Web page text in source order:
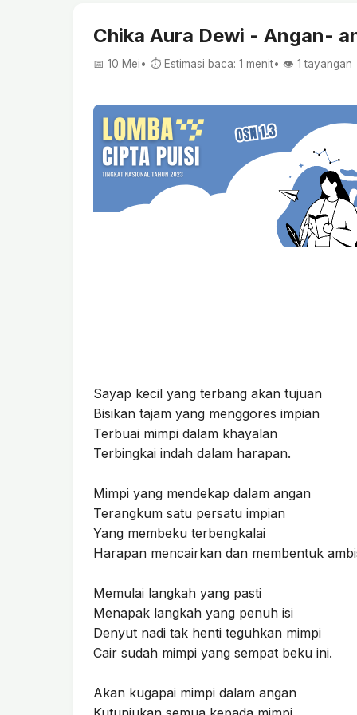
Chika Aura Dewi - Angan-
📅 10 Mei• ⏱ Estimasi baca: 1 menit• 👁️ 1 tayangan
Sayap kecil yang terbang akan tujuan
Bisikan tajam yang menggores impian
Terbuai mimpi dalam khayalan
Terbingkai indah dalam harapan.
Mimpi yang mendekap dalam angan
Terangkum satu persatu impian
Yang membeku terbengkalai
Harapan mencairkan dan membentuk
Memulai langkah yang pasti
Menapak langkah yang penuh isi
Denyut nadi tak henti teguhkan mimpi
Cair sudah mimpi yang sempat beku ini.
Akan kugapai mimpi dalam angan